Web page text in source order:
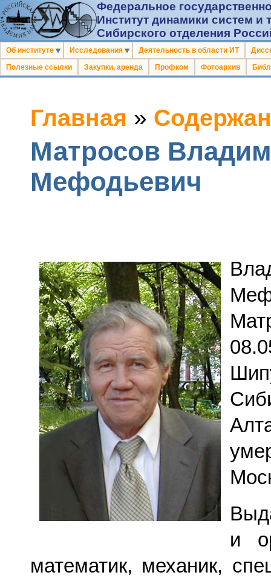
Федеральное
Институт динамики систем
Сибирского отделения
Об институте Исследования Деятельность в области ИТ
Полезные ссылки
Закупки, аренда Профком Фотоархив
Главная »
Матросов
Мефодьевич
и
математик, механик,